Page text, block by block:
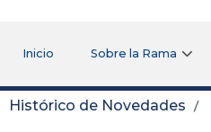
Inicio Sobre la Rama
Histórico de Novedades